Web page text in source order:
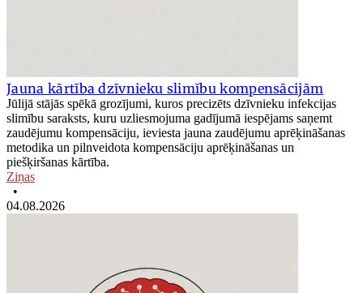
Jauna kārtība dzīvnieku slimību kompensācijām
Jūlijā stājās spēkā grozījumi, kuros precizēts dzīvnieku infekcijas
slimību saraksts, kuru uzliesmojuma gadījumā iespējams saņemt
zaudējumu kompensāciju, ieviesta jauna zaudējumu aprēķināšanas
metodika un pilnveidota kompensāciju aprēķināšanas un
piešķiršanas kārtība.
Ziņas
•
04.08.2026